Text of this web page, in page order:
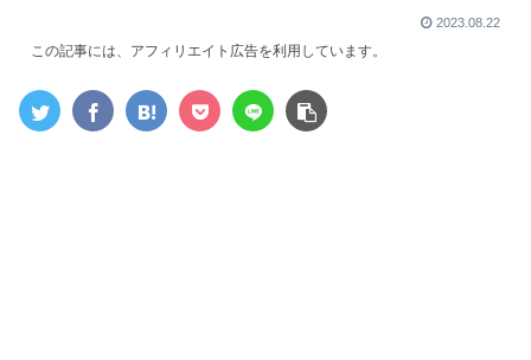
2023.08.22
この記事には、アフィリエイト広告を利用しています。